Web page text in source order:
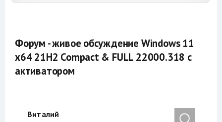
Форум - живое обсуждение Windows 11
x64 21H2 Compact & FULL 22000.318 с
активатором
Виталий